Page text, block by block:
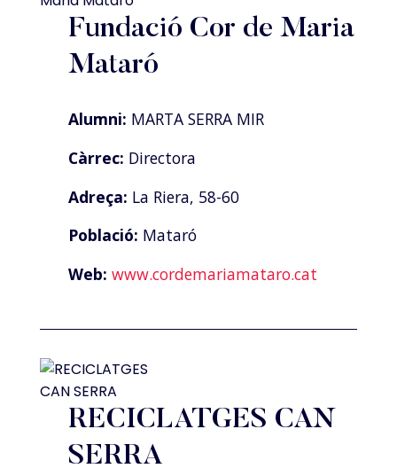
Fundació Cor de Maria
Mataró
Alumni: MARTA SERRA MIR
Càrrec: Directora
Adreça: La Riera, 58-60
Població: Mataró
Web: www.cordemariamataro.cat
RECICLATGES CAN
SERRA